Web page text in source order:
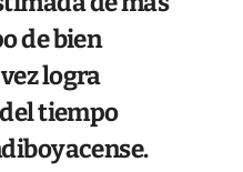
de bien
logra
tiempo